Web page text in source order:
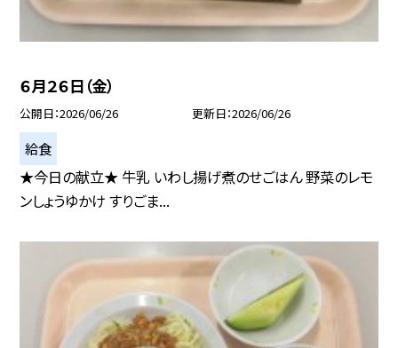
６月２６日（金）
公開日 2026/06/26 更新日 2026/06/26
給食
★今日の献立★ 牛乳 いわし揚げ煮のせごはん 野菜のレモ
ンしょうゆかけ すりごま...